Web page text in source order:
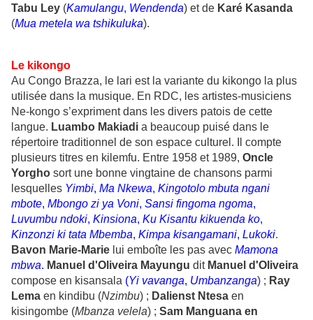
Tabu Ley (Kamulangu, Wendenda) et de Karé Kasanda
(Mua metela wa tshikuluka).
Le kikongo
Au Congo Brazza, le lari est la variante du kikongo la plus
utilisée dans la musique. En RDC, les artistes-musiciens
Ne-kongo s’expriment dans les divers patois de cette
langue. Luambo Makiadi a beaucoup puisé dans le
répertoire traditionnel de son espace culturel. Il compte
plusieurs titres en kilemfu. Entre 1958 et 1989, Oncle
Yorgho sort une bonne vingtaine de chansons parmi
lesquelles Yimbi, Ma Nkewa, Kingotolo mbuta ngani
mbote, Mbongo zi ya Voni, Sansi fingoma ngoma,
Luvumbu ndoki, Kinsiona, Ku Kisantu kikuenda ko,
Kinzonzi ki tata Mbemba, Kimpa kisangamani, Lukoki.
Bavon Marie-Marie lui emboîte les pas avec Mamona
mbwa. Manuel d'Oliveira Mayungu ditManuel d'Oliveira
compose en kisansala (Yi vavanga, Umbanzanga) ; Ray
Lema en kindibu (Nzimbu) ; Dalienst Ntesa en
kisingombe (Mbanza velela) ; Sam Manguana en